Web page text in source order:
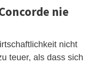
nie
nicht
teuer, als dass sich